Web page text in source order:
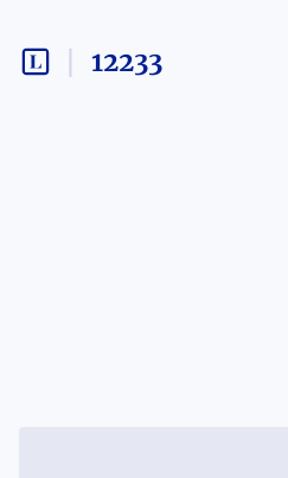
12233